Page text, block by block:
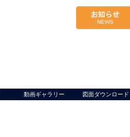
動画ギャラリー 図面ダウンロード